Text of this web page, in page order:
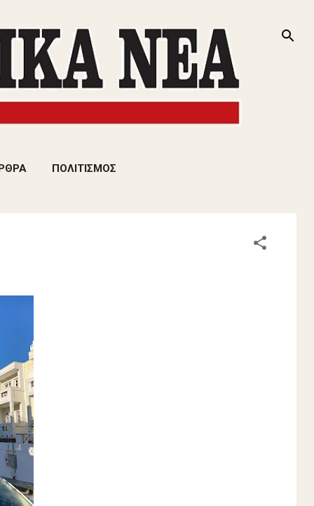
ΠΟΛΙΤΙΣΜΟΣ